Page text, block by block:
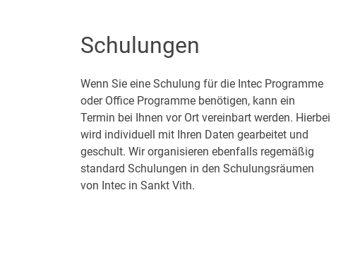
Schulungen
Wenn Sie eine Schulung für die Intec Programme
oder Office Programme benötigen, kann ein
Termin bei Ihnen vor Ort vereinbart werden. Hierbei
wird individuell mit Ihren Daten gearbeitet und
geschult. Wir organisieren ebenfalls regemäßig
standard Schulungen in den Schulungsräumen
von Intec in Sankt Vith.